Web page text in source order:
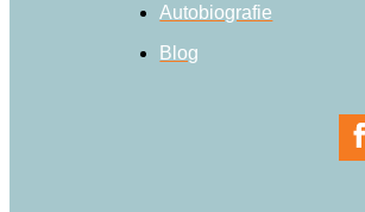
Autobiografie
Blog